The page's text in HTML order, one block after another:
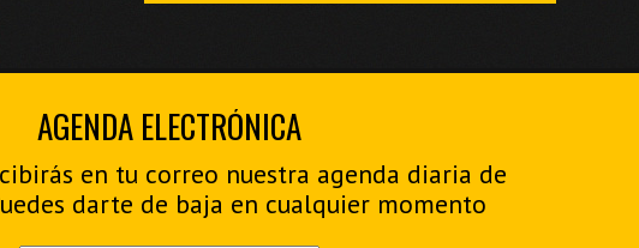
AGENDA ELECTRÓNICA
en tu correo nuestra agenda diaria de
darte de baja en cualquier momento